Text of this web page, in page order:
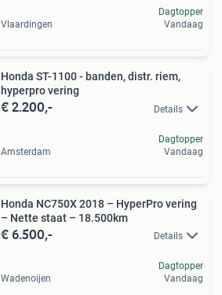
Vlaardingen
Dagtopper
Vandaag
Honda ST-1100 - banden, distr. riem,
hyperpro vering
€ 2.200,- Details
Amsterdam
Dagtopper
Vandaag
Honda NC750X 2018 – HyperPro vering
– Nette staat – 18.500km
€ 6.500,- Details
Wadenoijen
Dagtopper
Vandaag